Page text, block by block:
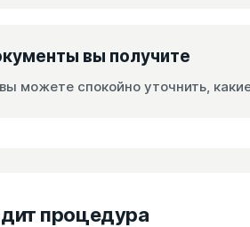
вы получите
можете спокойно уточнить,
процедура